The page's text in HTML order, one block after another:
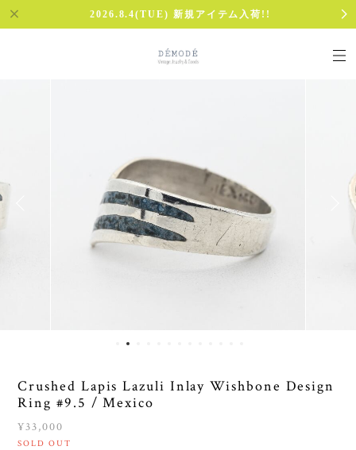
2026.8.4(TUE) 新規アイテム入荷!!
Crushed Lapis Lazuli Inlay Wishbone Design
Ring #9.5 / Mexico
¥33,000
SOLD OUT